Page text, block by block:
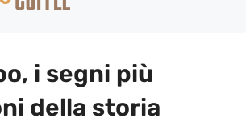
i segni più
della storia